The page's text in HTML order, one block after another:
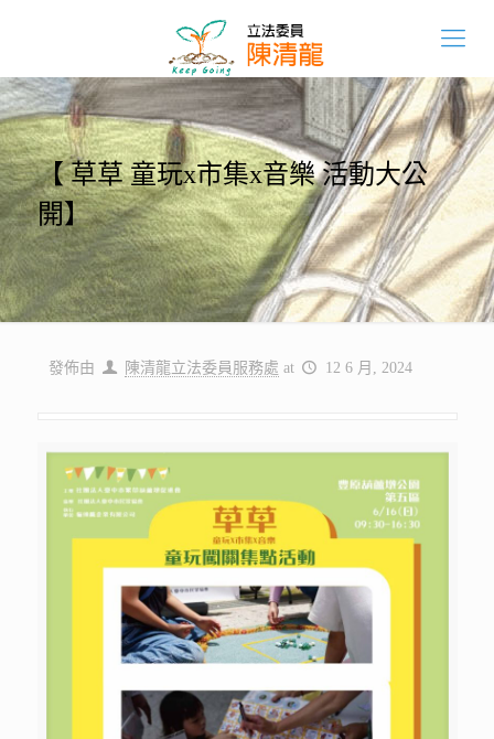
【 草草 童玩x市集x音樂 活動大公
開】
發佈由 陳清龍立法委員服務處 at 12 6 月, 2024